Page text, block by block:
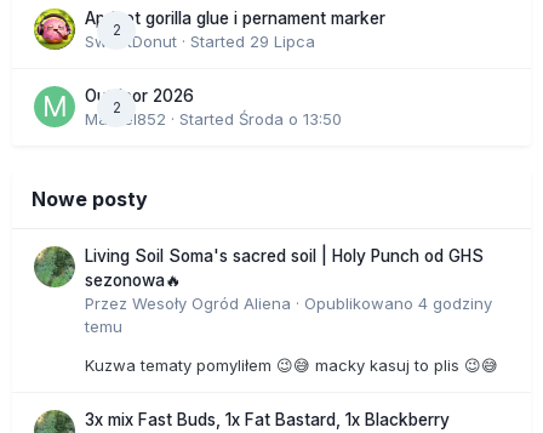
2
Apricot gorilla glue i pernament marker
SweetDonut · Started 29 Lipca
2
Outdoor 2026
Marcel852 · Started Środa o 13:50
Nowe posty
Living Soil Soma's sacred soil | Holy Punch od GHS
sezonowa🔥
Przez Wesoły Ogród Aliena · Opublikowano 4 godziny
temu
Kuzwa tematy pomyliłem 😉😅 macky kasuj to plis 😉😅
3x mix Fast Buds, 1x Fat Bastard, 1x Blackberry